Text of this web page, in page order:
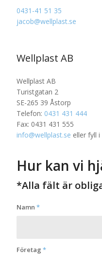
0431-41 51 35
jacob@wellplast.se
Wellplast AB
Wellplast AB
Turistgatan 2
SE-265 39 Åstorp
Telefon: 0431 431 444
Fax: 0431 431 555
info@wellplast.se eller fyll
Hur kan vi
*Alla fält är
Namn *
Företag *